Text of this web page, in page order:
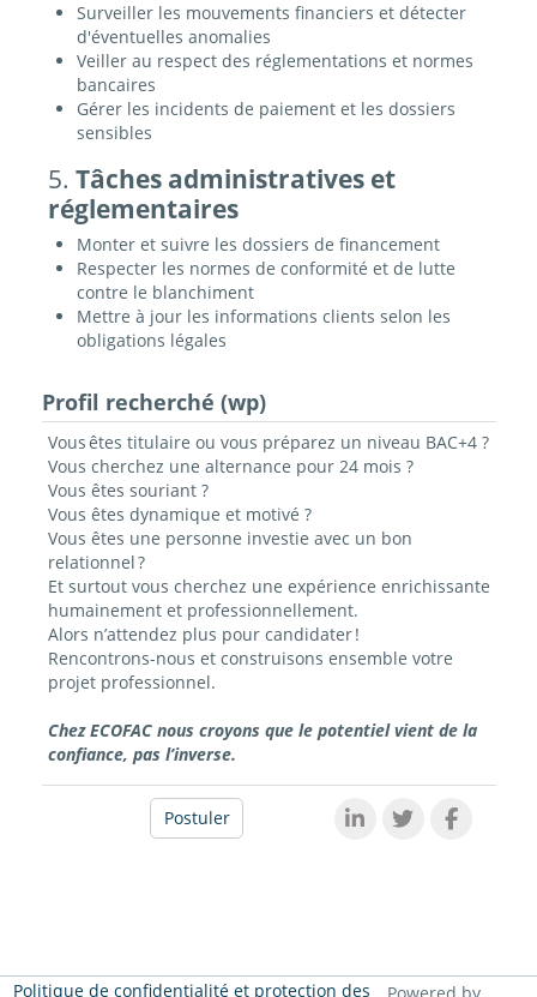
Surveiller les mouvements financiers et détecter
d'éventuelles anomalies
Veiller au respect des réglementations et normes
bancaires
Gérer les incidents de paiement et les dossiers
sensibles
5. Tâches administratives et
réglementaires
Monter et suivre les dossiers de financement
Respecter les normes de conformité et de lutte
contre le blanchiment
Mettre à jour les informations clients selon les
obligations légales
Profil recherché (wp)
Vous êtes titulaire ou vous préparez un niveau BAC+4 ?
Vous cherchez une alternance pour 24 mois ?
Vous êtes souriant ?
Vous êtes dynamique et motivé ?
Vous êtes une personne investie avec un bon
relationnel ?
Et surtout vous cherchez une expérience enrichissante
humainement et professionnellement.
Alors n’attendez plus pour candidater !
Rencontrons-nous et construisons ensemble votre
projet professionnel.
Chez ECOFAC nous croyons que le potentiel vient de la
confiance, pas l’inverse.
Postuler
Politique de confidentialité et protection des Powered by